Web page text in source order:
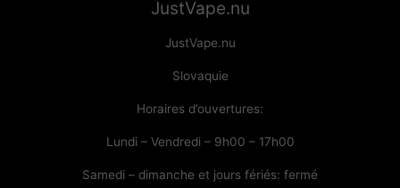
JustVape.nu
JustVape.nu
Slovaquie
Horaires d’ouvertures:
Lundi – Vendredi – 9h00 – 17h00
Samedi – dimanche et jours fériés: fermé